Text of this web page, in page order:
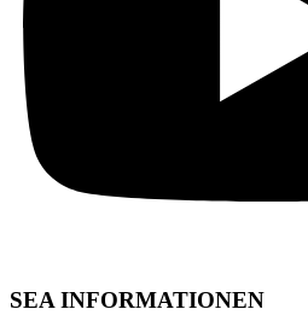
SEA INFORMATIONEN